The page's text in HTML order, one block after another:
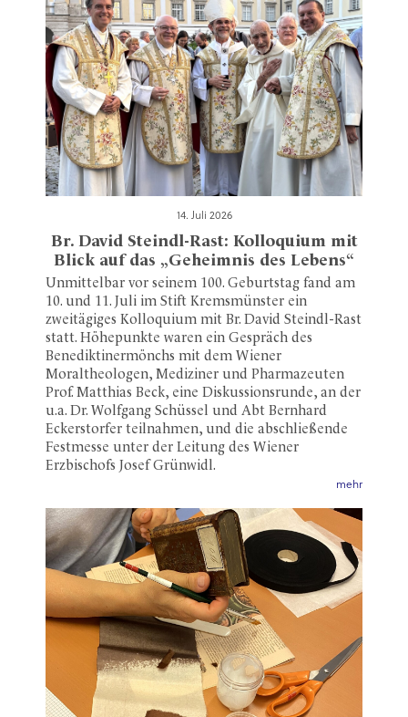
14. Juli 2026
Br. David Steindl-Rast: Kolloquium mit
Blick auf das „Geheimnis des Lebens“
Unmittelbar vor seinem 100. Geburtstag fand am
10. und 11. Juli im Stift Kremsmünster ein
zweitägiges Kolloquium mit Br. David Steindl-Rast
statt. Höhepunkte waren ein Gespräch des
Benediktinermönchs mit dem Wiener
Moraltheologen, Mediziner und Pharmazeuten
Prof. Matthias Beck, eine Diskussionsrunde, an der
u.a. Dr. Wolfgang Schüssel und Abt Bernhard
Eckerstorfer teilnahmen, und die abschließende
Festmesse unter der Leitung des Wiener
Erzbischofs Josef Grünwidl.
mehr